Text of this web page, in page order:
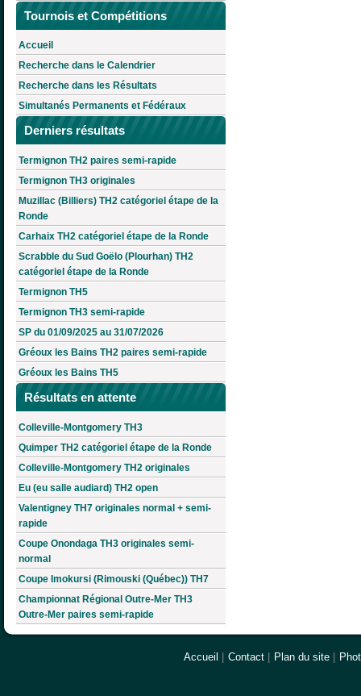
Tournois et Compétitions
Accueil
Recherche dans le Calendrier
Recherche dans les Résultats
Simultanés Permanents et Fédéraux
Derniers résultats
Termignon TH2 paires semi-rapide
Termignon TH3 originales
Muzillac (Billiers) TH2 catégoriel étape de la
Ronde
Carhaix TH2 catégoriel étape de la Ronde
Scrabble du Sud Goëlo (Plourhan) TH2
catégoriel étape de la Ronde
Termignon TH5
Termignon TH3 semi-rapide
SP du 01/09/2025 au 31/07/2026
Gréoux les Bains TH2 paires semi-rapide
Gréoux les Bains TH5
Résultats en attente
Colleville-Montgomery TH3
Quimper TH2 catégoriel étape de la Ronde
Colleville-Montgomery TH2 originales
Eu (eu salle audiard) TH2 open
Valentigney TH7 originales normal + semi-
rapide
Coupe Onondaga TH3 originales semi-
normal
Coupe Imokursi (Rimouski (Québec)) TH7
Championnat Régional Outre-Mer TH3
Outre-Mer paires semi-rapide
Accueil | Contact | Plan du site |